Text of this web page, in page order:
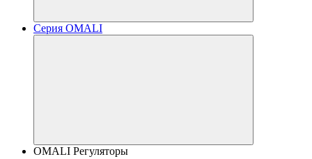
Серия OMALI
OMALI Регуляторы